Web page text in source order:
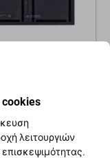
10+ τεμ
λειτουργιών